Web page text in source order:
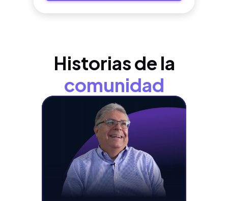
Historias de la
comunidad